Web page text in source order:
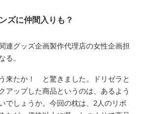
ズに仲間入りも？
連グッズ企画製作代理店の女性企画担
る。
来たか！ と驚きました。ドリゼラと
アップした商品というのは、あるよう
でしょうか。今回の枕は、2人のリボ